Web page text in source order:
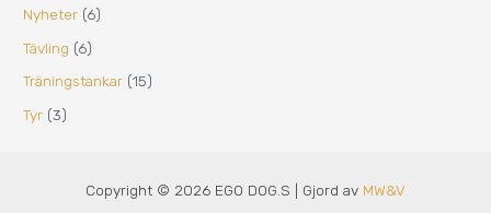
Nyheter (6)
Tävling (6)
Träningstankar (15)
Tyr (3)
Copyright © 2026 EGO DOG.S | Gjord av MW&V